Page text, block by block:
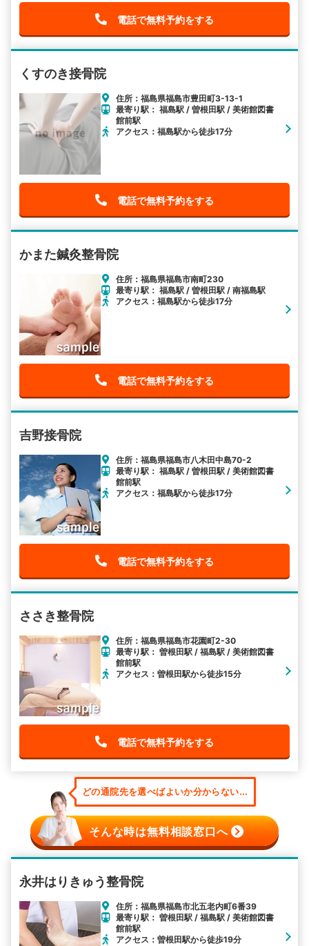
電話で無料予約をする
くすのき接骨院
住所：福島県福島市豊田町3-13-1
最寄り駅： 福島駅 / 曽根田駅 / 美術館図書
館前駅
アクセス：福島駅から徒歩17分
電話で無料予約をする
かまた鍼灸整骨院
住所：福島県福島市南町230
最寄り駅： 福島駅 / 曽根田駅 / 南福島駅
アクセス：福島駅から徒歩17分
電話で無料予約をする
吉野接骨院
住所：福島県福島市八木田中島70-2
最寄り駅： 福島駅 / 曽根田駅 / 美術館図書
館前駅
アクセス：福島駅から徒歩17分
電話で無料予約をする
ささき整骨院
住所：福島県福島市花園町2-30
最寄り駅： 曽根田駅 / 福島駅 / 美術館図書
館前駅
アクセス：曽根田駅から徒歩15分
電話で無料予約をする
どの通院先を選べばよいか分からない...
そんな時は無料相談窓口へ
永井はりきゅう整骨院
住所：福島県福島市北五老内町6番39
最寄り駅： 曽根田駅 / 福島駅 / 美術館図書
館前駅
アクセス：曽根田駅から徒歩19分